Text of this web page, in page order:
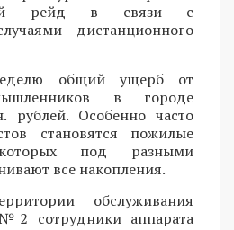
рейд в связи с
дистанционного
общий ущерб от
в городе
рублей. Особенно часто
становятся пожилые
под разными
все накопления.
обслуживания
сотрудники аппарата